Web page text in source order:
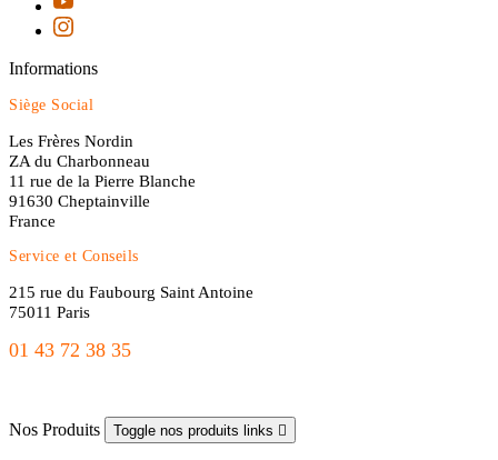
Informations
Siège Social
Les Frères Nordin
ZA du Charbonneau
11 rue de la Pierre Blanche
91630 Cheptainville
France
Service et Conseils
215 rue du Faubourg Saint Antoine
75011 Paris
01 43 72 38 35
Nos Produits Toggle nos produits links 